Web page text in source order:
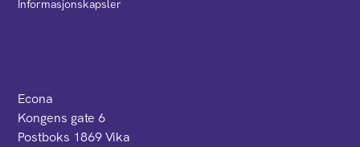
Informasjonskapsler
Econa
Kongens gate 6
Postboks 1869 Vika